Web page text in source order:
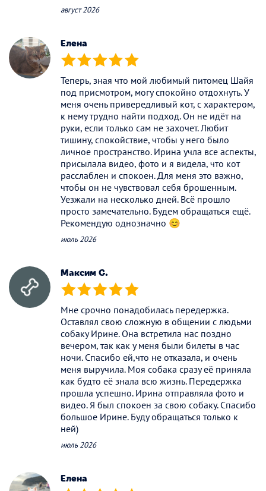
август 2026
Елена
(*) (*) (*) (*) (*)
Теперь, зная что мой любимый питомец Шайя
под присмотром, могу спокойно отдохнуть. У
меня очень привередливый кот, с характером,
к нему трудно найти подход. Он не идёт на
руки, если только сам не захочет. Любит
тишину, спокойствие, чтобы у него было
личное пространство. Ирина учла все аспекты,
присылала видео, фото и я видела, что кот
расслаблен и спокоен. Для меня это важно,
чтобы он не чувствовал себя брошенным.
Уезжали на несколько дней. Всё прошло
просто замечательно. Будем обращаться ещё.
Рекомендую однозначно 😊
июль 2026
Максим G.
(*) (*) (*) (*) (*)
Мне срочно понадобилась передержка.
Оставлял свою сложную в общении с людьми
собаку Ирине. Она встретила нас поздно
вечером, так как у меня были билеты в час
ночи. Спасибо ей,что не отказала, и очень
меня выручила. Моя собака сразу её приняла
как будто её знала всю жизнь. Передержка
прошла успешно. Ирина отправляла фото и
видео. Я был спокоен за свою собаку. Спасибо
большое Ирине. Буду обращаться только к
ней)
июль 2026
Елена